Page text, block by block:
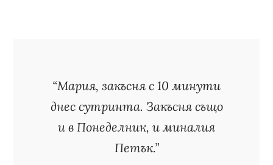
“Мария, закъсня с 10 минути
днес сутринта. Закъсня също
и в Понеделник, и миналия
Петък.”